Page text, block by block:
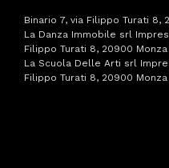
Binario 7, via Filippo Turati 8,
La Danza Immobile srl
Filippo Turati 8, 20900 Monza
La Scuola Delle Arti srl
Filippo Turati 8, 20900